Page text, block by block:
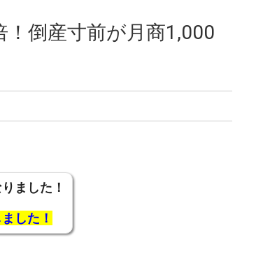
倒産寸前が月商1,000
ました！
した！